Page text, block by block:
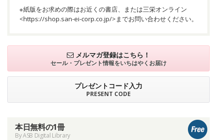
※紙版をお求めの際はお近くの書店、または三栄オンライン
<https://shop.san-ei-corp.co.jp/>までお問い合わせください。
メルマガ登録はこちら！
セール・プレゼント情報をいちはやくお届け
プレゼントコード入力
PRESENT CODE
本日無料の1冊
By ASB Digital Library